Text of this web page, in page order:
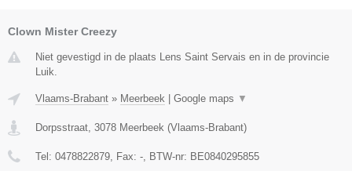
Clown Mister Creezy
Niet gevestigd in de plaats Lens Saint Servais en in de provincie
Luik.
Vlaams-Brabant » Meerbeek Google maps ▼
Dorpsstraat, 3078 Meerbeek (Vlaams-Brabant)
Tel: 0478822879, Fax: -, BTW-nr: BE0840295855